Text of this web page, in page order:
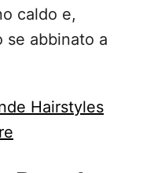
caldo e,
se abbinato a
Hairstyles